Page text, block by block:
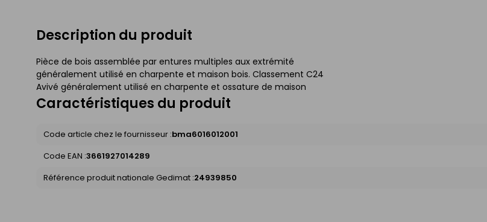
Description du produit
Pièce de bois assemblée par entures multiples aux extrémité
généralement utilisé en charpente et maison bois. Classement C24
Avivé généralement utilisé en charpente et ossature de maison
Caractéristiques du produit
Code article chez le fournisseur :bma6016012001
Code EAN :3661927014289
Référence produit nationale Gedimat :24939850